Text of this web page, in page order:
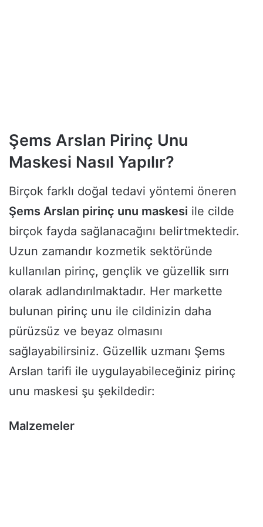
Şems Arslan Pirinç Unu
Maskesi Nasıl Yapılır?
Birçok farklı doğal tedavi yöntemi öneren
Şems Arslan pirinç unu maskesi ile cilde
birçok fayda sağlanacağını belirtmektedir.
Uzun zamandır kozmetik sektöründe
kullanılan pirinç, gençlik ve güzellik sırrı
olarak adlandırılmaktadır. Her markette
bulunan pirinç unu ile cildinizin daha
pürüzsüz ve beyaz olmasını
sağlayabilirsiniz. Güzellik uzmanı Şems
Arslan tarifi ile uygulayabileceğiniz pirinç
unu maskesi şu şekildedir:
Malzemeler